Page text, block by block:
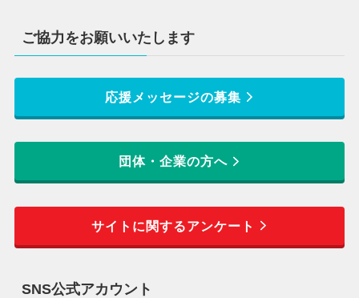
ご協力をお願いいたします
応援メッセージの募集
団体・企業の方へ
サイトに関するアンケート
SNS公式アカウント